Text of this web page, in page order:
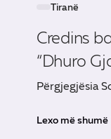
Tiranë
Credins
“Dhuro
Përgjegjësia
Lexo më shumë